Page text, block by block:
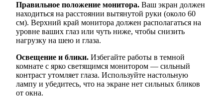
Правильное положение монитора. Ваш экран должен
находиться на расстоянии вытянутой руки (около 60
см). Верхний край монитора должен располагаться на
уровне ваших глаз или чуть ниже, чтобы снизить
нагрузку на шею и глаза.
Освещение и блики. Избегайте работы в темной
комнате с ярко светящимся монитором — сильный
контраст утомляет глаза. Используйте настольную
лампу и убедитесь, что на экране нет сильных бликов
от окна.